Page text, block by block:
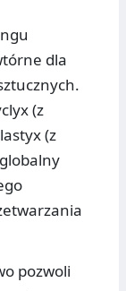
dla
(z
(z
pozwoli